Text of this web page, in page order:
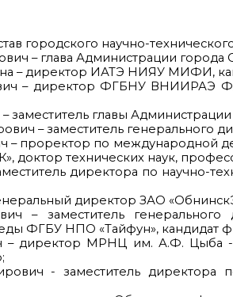
городского научно-
– глава Администрации города
– директор ИАТЭ НИЯУ МИФИ,
– директор ФГБНУ ВНИИРАЭ
заместитель главы
– заместитель генерального
– проректор по международной
доктор технических наук,
директора по научно-
директор ЗАО
– заместитель
ФГБУ НПО «Тайфун», кандидат
– директор МРНЦ им. А.Ф.
- заместитель